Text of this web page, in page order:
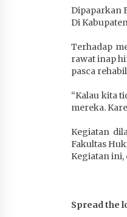
Dipaparkan
Di
Terhadap
rawat inap
pasca
“Kalau kita
mereka.
Kegiatan
Fakultas
Kegiatan ini,
Spread the